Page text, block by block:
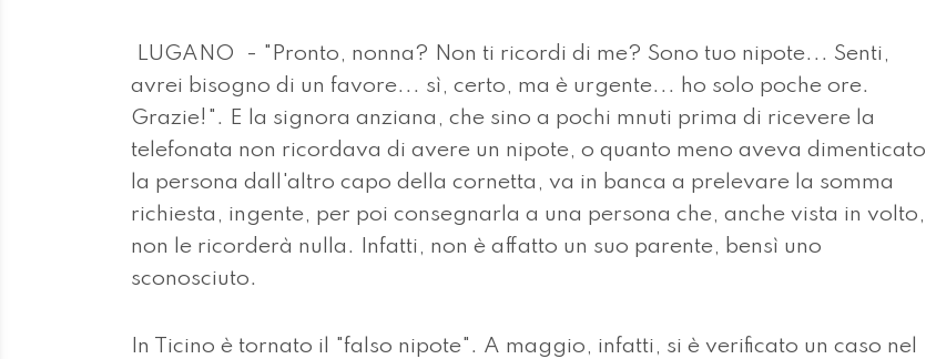
LUGANO - "Pronto, nonna? Non ti ricordi di me? Sono tuo nipote... Senti,
avrei bisogno di un favore... sì, certo, ma è urgente... ho solo poche ore.
Grazie!". E la signora anziana, che sino a pochi mnuti prima di ricevere la
telefonata non ricordava di avere un nipote, o quanto meno aveva dimenticato
la persona dall'altro capo della cornetta, va in banca a prelevare la somma
richiesta, ingente, per poi consegnarla a una persona che, anche vista in volto,
non le ricorderà nulla. Infatti, non è affatto un suo parente, bensì uno
sconosciuto.
In Ticino è tornato il "falso nipote". A maggio, infatti, si è verificato un caso nel